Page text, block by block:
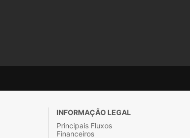
INFORMAÇÃO LEGAL
Principais Fluxos
Financeiros